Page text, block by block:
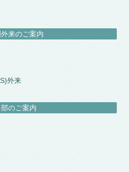
来のご案内
外来
のご案内